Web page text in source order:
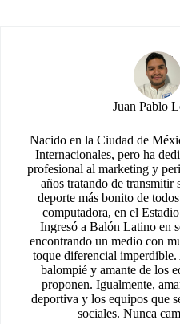
Juan Pablo
Nacido en la Ciudad de
Internacionales, pero ha
profesional al marketing y
años tratando de transmitir
deporte más bonito de
computadora, en el
Ingresó a Balón Latino en
encontrando un medio con
toque diferencial
balompié y amante de los
proponen. Igualmente,
deportiva y los equipos que
sociales. Nunca